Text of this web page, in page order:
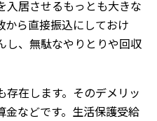
入居させるもっとも大きな
から直接振込にしておけ
し、無駄なやりとりや回収
存在します。そのデメリッ
金などです。生活保護受給